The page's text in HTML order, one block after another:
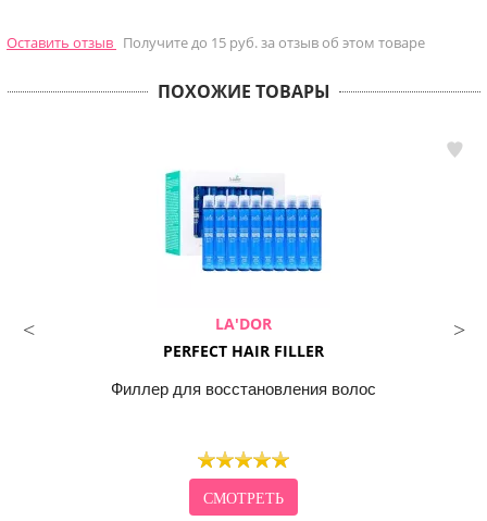
Оставить отзыв Получите до 15 руб. за отзыв об этом товаре
ПОХОЖИЕ ТОВАРЫ
LA'DOR
PERFECT HAIR FILLER
Филлер для восстановления волос
СМОТРЕТЬ